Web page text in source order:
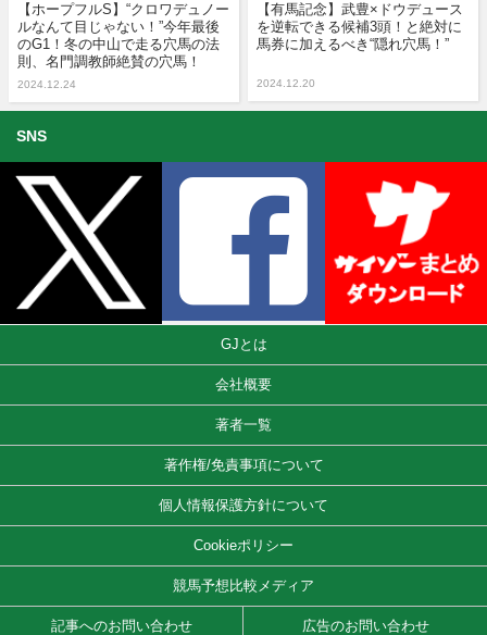
【ホープフルS】“クロワデュノー
ルなんて目じゃない！”今年最後
のG1！冬の中山で走る穴馬の法
則、名門調教師絶賛の穴馬！
2024.12.24
【有馬記念】武豊×ドウデュース
を逆転できる候補3頭！と絶対に
馬券に加えるべき“隠れ穴馬！”
2024.12.20
SNS
GJとは
会社概要
著者一覧
著作権/免責事項について
個人情報保護方針について
Cookieポリシー
競馬予想比較メディア
記事へのお問い合わせ 広告のお問い合わせ